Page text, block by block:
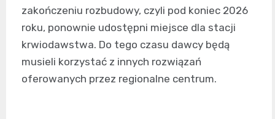
zakończeniu rozbudowy, czyli pod koniec 2026
roku, ponownie udostępni miejsce dla stacji
krwiodawstwa. Do tego czasu dawcy będą
musieli korzystać z innych rozwiązań
oferowanych przez regionalne centrum.